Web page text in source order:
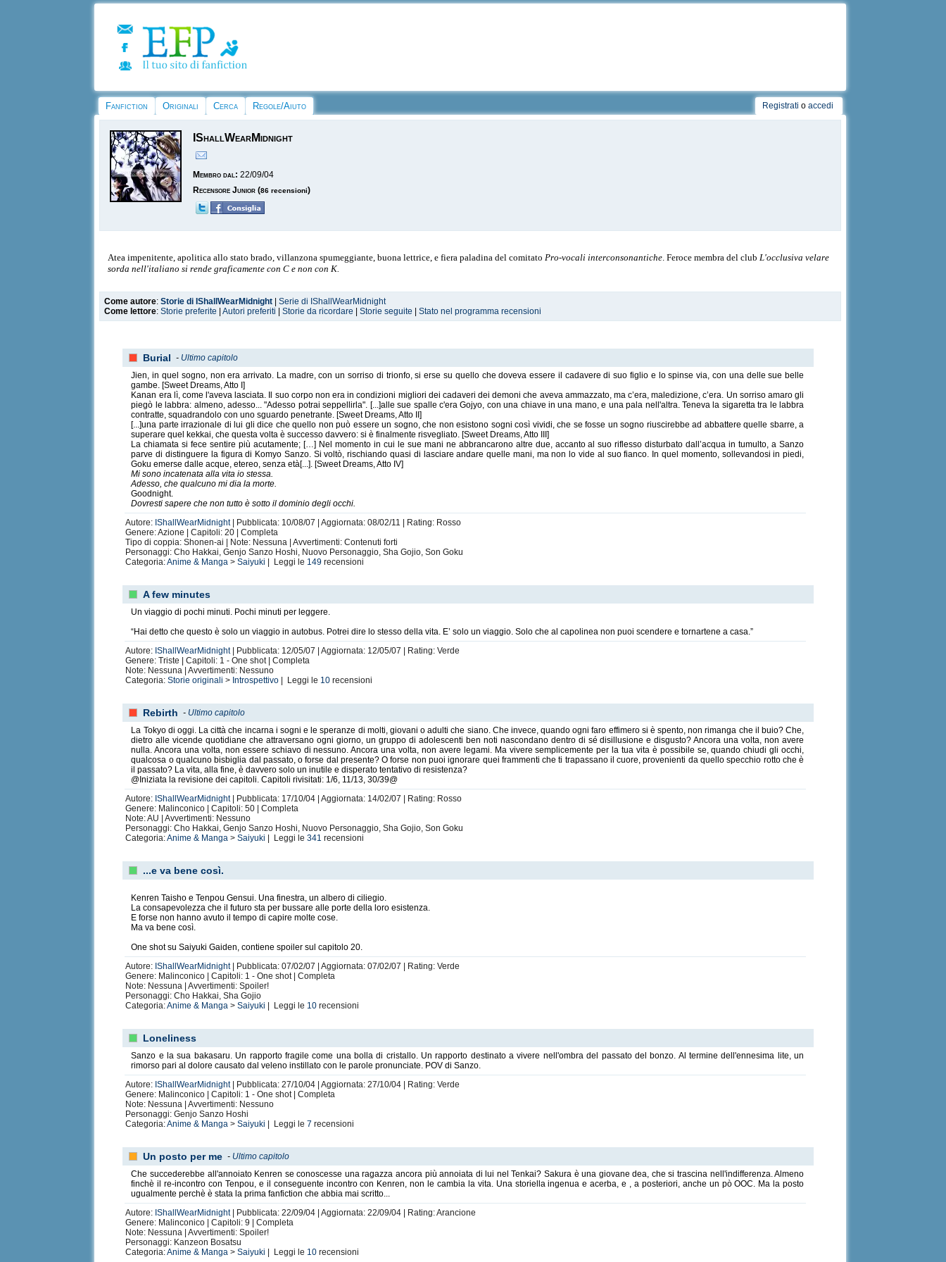
Fanfiction Originali Cerca Regole/Aiuto Registrati o accedi
IShallWearMidnight
Membro dal: 22/09/04
Recensore Junior (86 recensioni)
Atea impenitente, apolitica allo stato brado, villanzona spumeggiante, buona lettrice, e fiera paladina del comitato Pro-vocali interconsonantiche. Feroce membra del clubL'occlusiva velare
sorda nell'italiano si rende graficamente con C e non con K.
Come autore:Storie di IShallWearMidnight |Serie di IShallWearMidnight
Come lettore:Storie preferite |Autori preferiti |Storie da ricordare |Storie seguite |Stato nel programma recensioni
Burial - Ultimo capitolo
Jien, in quel sogno, non era arrivato. La madre, con un sorriso di trionfo, si erse su quello che doveva essere il cadavere di suo figlio e lo spinse via, con una delle sue belle
gambe. [Sweet Dreams, Atto I]
Kanan era lì, come l'aveva lasciata. Il suo corpo non era in condizioni migliori dei cadaveri dei demoni che aveva ammazzato, ma c’era, maledizione, c’era. Un sorriso amaro gli
piegò le labbra: almeno, adesso... "Adesso potrai seppellirla". [...]alle sue spalle c'era Gojyo, con una chiave in una mano, e una pala nell'altra. Teneva la sigaretta tra le labbra
contratte, squadrandolo con uno sguardo penetrante. [Sweet Dreams, Atto II]
[...]una parte irrazionale di lui gli dice che quello non può essere un sogno, che non esistono sogni così vividi, che se fosse un sogno riuscirebbe ad abbattere quelle sbarre, a
superare quel kekkai, che questa volta è successo davvero: si è finalmente risvegliato. [Sweet Dreams, Atto III]
La chiamata si fece sentire più acutamente; […] Nel momento in cui le sue mani ne abbrancarono altre due, accanto al suo riflesso disturbato dall’acqua in tumulto, a Sanzo
parve di distinguere la figura di Komyo Sanzo. Si voltò, rischiando quasi di lasciare andare quelle mani, ma non lo vide al suo fianco. In quel momento, sollevandosi in piedi,
Goku emerse dalle acque, etereo, senza età[...]. [Sweet Dreams, Atto IV]
Mi sono incatenata alla vita io stessa.
Adesso, che qualcuno mi dia la morte.
Goodnight.
Dovresti sapere che non tutto è sotto il dominio degli occhi.
Autore: IShallWearMidnight| Pubblicata: 10/08/07 | Aggiornata: 08/02/11 | Rating: Rosso
Genere: Azione | Capitoli: 20 | Completa
Tipo di coppia: Shonen-ai | Note: Nessuna | Avvertimenti: Contenuti forti
Personaggi: Cho Hakkai, Genjo Sanzo Hoshi, Nuovo Personaggio, Sha Gojio, Son Goku
Categoria:Anime & Manga >Saiyuki | Leggi le 149 recensioni
A few minutes
Un viaggio di pochi minuti. Pochi minuti per leggere.
“Hai detto che questo è solo un viaggio in autobus. Potrei dire lo stesso della vita. E’ solo un viaggio. Solo che al capolinea non puoi scendere e tornartene a casa.”
Autore: IShallWearMidnight| Pubblicata: 12/05/07 | Aggiornata: 12/05/07 | Rating: Verde
Genere: Triste | Capitoli: 1 - One shot | Completa
Note: Nessuna | Avvertimenti: Nessuno
Categoria:Storie originali > Introspettivo | Leggi le 10 recensioni
Rebirth - Ultimo capitolo
La Tokyo di oggi. La città che incarna i sogni e le speranze di molti, giovani o adulti che siano. Che invece, quando ogni faro effimero si è spento, non rimanga che il buio? Che,
dietro alle vicende quotidiane che attraversano ogni giorno, un gruppo di adolescenti ben noti nascondano dentro di sé disillusione e disgusto? Ancora una volta, non avere
nulla. Ancora una volta, non essere schiavo di nessuno. Ancora una volta, non avere legami. Ma vivere semplicemente per la tua vita è possibile se, quando chiudi gli occhi,
qualcosa o qualcuno bisbiglia dal passato, o forse dal presente? O forse non puoi ignorare quei frammenti che ti trapassano il cuore, provenienti da quello specchio rotto che è
il passato? La vita, alla fine, è davvero solo un inutile e disperato tentativo di resistenza?
@Iniziata la revisione dei capitoli. Capitoli rivisitati: 1/6, 11/13, 30/39@
Autore: IShallWearMidnight| Pubblicata: 17/10/04 | Aggiornata: 14/02/07 | Rating: Rosso
Genere: Malinconico | Capitoli: 50 | Completa
Note: AU | Avvertimenti: Nessuno
Personaggi: Cho Hakkai, Genjo Sanzo Hoshi, Nuovo Personaggio, Sha Gojio, Son Goku
Categoria:Anime & Manga >Saiyuki | Leggi le341 recensioni
...e va bene così.
Kenren Taisho e Tenpou Gensui. Una finestra, un albero di ciliegio.
La consapevolezza che il futuro sta per bussare alle porte della loro esistenza.
E forse non hanno avuto il tempo di capire molte cose.
Ma va bene così.
One shot su Saiyuki Gaiden, contiene spoiler sul capitolo 20.
Autore: IShallWearMidnight| Pubblicata: 07/02/07 | Aggiornata: 07/02/07 | Rating: Verde
Genere: Malinconico | Capitoli: 1 - One shot | Completa
Note: Nessuna | Avvertimenti: Spoiler!
Personaggi: Cho Hakkai, Sha Gojio
Categoria:Anime & Manga >Saiyuki | Leggi le 10 recensioni
Loneliness
Sanzo e la sua bakasaru. Un rapporto fragile come una bolla di cristallo. Un rapporto destinato a vivere nell'ombra del passato del bonzo. Al termine dell'ennesima lite, un
rimorso pari al dolore causato dal veleno instillato con le parole pronunciate. POV di Sanzo.
Autore: IShallWearMidnight| Pubblicata: 27/10/04 | Aggiornata: 27/10/04 | Rating: Verde
Genere: Malinconico | Capitoli: 1 - One shot | Completa
Note: Nessuna | Avvertimenti: Nessuno
Personaggi: Genjo Sanzo Hoshi
Categoria:Anime & Manga >Saiyuki | Leggi le7 recensioni
Un posto per me - Ultimo capitolo
Che succederebbe all'annoiato Kenren se conoscesse una ragazza ancora più annoiata di lui nel Tenkai? Sakura è una giovane dea, che si trascina nell'indifferenza. Almeno
finchè il re-incontro con Tenpou, e il conseguente incontro con Kenren, non le cambia la vita. Una storiella ingenua e acerba, e , a posteriori, anche un pò OOC. Ma la posto
ugualmente perchè è stata la prima fanfiction che abbia mai scritto...
Autore: IShallWearMidnight| Pubblicata: 22/09/04 | Aggiornata: 22/09/04 | Rating: Arancione
Genere: Malinconico | Capitoli: 9 | Completa
Note: Nessuna | Avvertimenti: Spoiler!
Personaggi: Kanzeon Bosatsu
Categoria:Anime & Manga >Saiyuki | Leggi le 10 recensioni